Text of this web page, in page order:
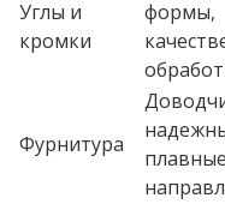
Углы и
кромки
формы,
Фурнитура
плавные